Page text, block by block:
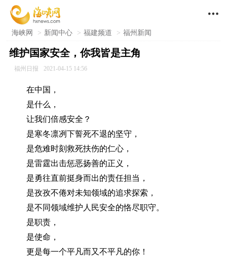

海峡网 > 新闻中心 > 福建频道 > 福州新闻
维护国家安全，你我皆是主角
福州日报 2021-04-15 14:56
在中国，
是什么，
让我们倍感安全？
是寒冬凛冽下誓死不退的坚守，
是危难时刻救死扶伤的仁心，
是雷霆出击惩恶扬善的正义，
是勇往直前挺身而出的责任担当，
是孜孜不倦对未知领域的追求探索，
是不同领域维护人民安全的恪尽职守。
是职责，
是使命，
更是每一个平凡而又不平凡的你！